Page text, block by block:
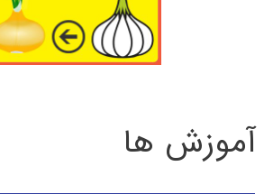
آموزش ها